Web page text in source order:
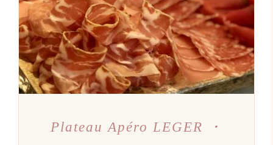
Plateau Apéro LEGER ・